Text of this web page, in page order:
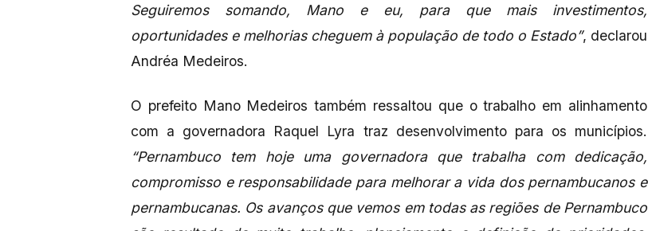
Seguiremos somando, Mano e eu, para que mais investimentos,
oportunidades e melhorias cheguem à população de todo o Estado”, declarou
Andréa Medeiros.
O prefeito Mano Medeiros também ressaltou que o trabalho em alinhamento
com a governadora Raquel Lyra traz desenvolvimento para os municípios.
“Pernambuco tem hoje uma governadora que trabalha com dedicação,
compromisso e responsabilidade para melhorar a vida dos pernambucanos e
pernambucanas. Os avanços que vemos em todas as regiões de Pernambuco